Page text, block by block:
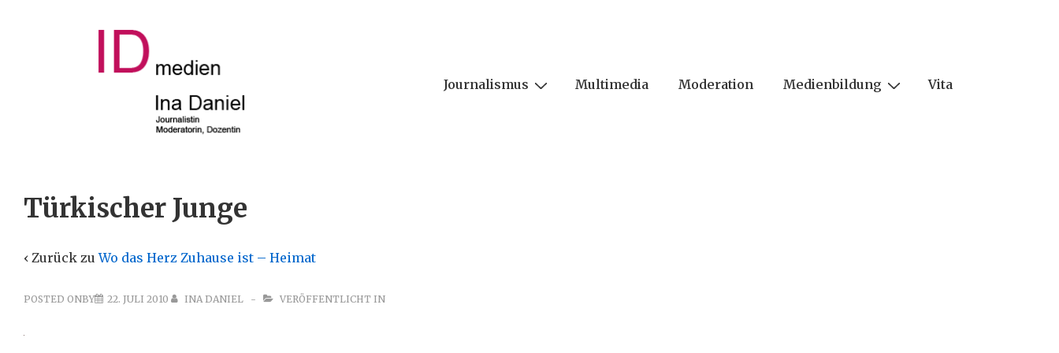
Journalismus Multimedia Moderation Medienbildung Vita
Türkischer Junge
‹ Zurück zuWo das Herz Zuhause ist – Heimat
POSTED ONBY 22. JULI 2010 INA DANIEL VERÖFFENTLICHT IN